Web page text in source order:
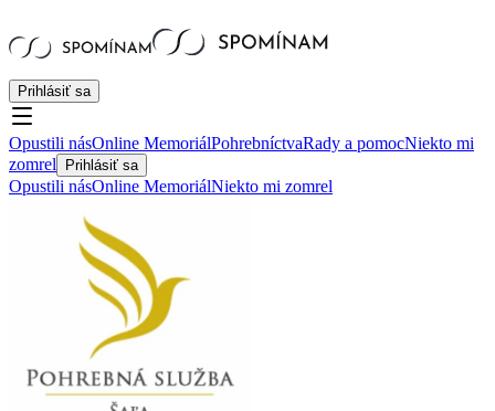
Prihlásiť sa
Opustili násOnline MemoriálPohrebníctvaRady a pomocNiekto mi
zomrel
Prihlásiť sa
Opustili násOnline MemoriálNiekto mi zomrel